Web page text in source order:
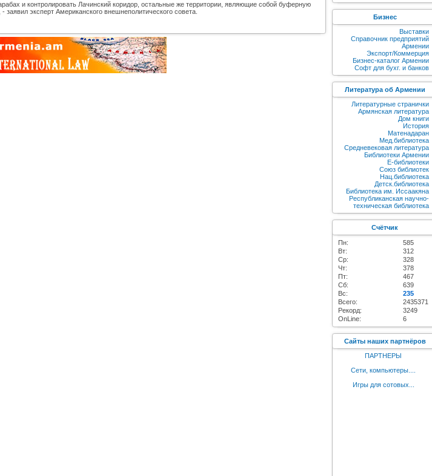
и контролировать Лачинский коридор, остальные же территории, являющие собой буферную
эксперт Американского внешнеполитического совета.
Бизнес
Выставки
Справочник предприятий
Армении
Экспорт/Коммерция
Бизнес-каталог Армении
Софт для бухг. и банков
Литература об Армении
Литературные странички
Армянская литература
Дом книги
История
Матенадаран
Мед.библиотека
Средневековая литература
Библиотеки Армении
E-библиотеки
Союз библиотек
Нац.библиотека
Детск.библиотека
Библиотека им. Иссаакяна
Республиканская научно-
техническая библиотека
Счётчик
Пн:
585
Вт:
312
Ср:
328
Чт:
378
Пт:
467
Сб:
639
Вс:
235
Всего:
2435371
Рекорд:
3249
OnLine:
6
Сайты наших партнёров
ПАРТНЕРЫ
Сети, компьютеры....
Игры для сотовых...